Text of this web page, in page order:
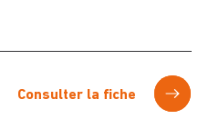
Consulter la fiche